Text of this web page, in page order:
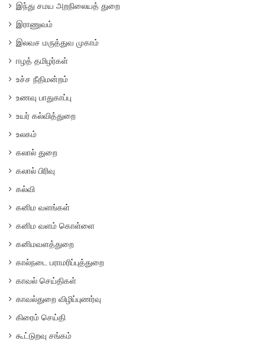
இந்து சமய அறநிலையத் துறை
இராணுவம்
இலவச மருத்துவ முகாம்
ஈழத் தமிழர்கள்
உச்ச நீதிமன்றம்
உணவு பாதுகாப்பு
உயர் கல்வித்துறை
உலகம்
கலால் துறை
கலால் பிரிவு
கல்வி
கனிம வளங்கள்
கனிம வளம் கொள்ளை
கனிமவளத்துறை
கால்நடை பராமரிப்புத்துறை
காவல் செய்திகள்
காவல்துறை விழிப்புணர்வு
கிரைம் செய்தி
கூட்டுறவு சங்கம்